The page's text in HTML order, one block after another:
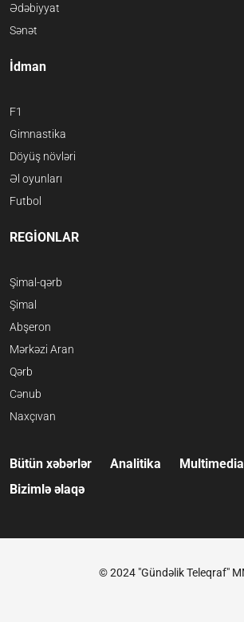
Ədəbiyyat
Sənət
İdman
F1
Gimnastika
Döyüş növləri
Əl oyunları
Futbol
REGİONLAR
Şimal-qərb
Şimal
Abşeron
Mərkəzi Aran
Qərb
Cənub
Naxçıvan
Bütün xəbərlər Analitika Multimedia
Bizimlə əlaqə
© 2024 "Gündəlik Teleqraf"